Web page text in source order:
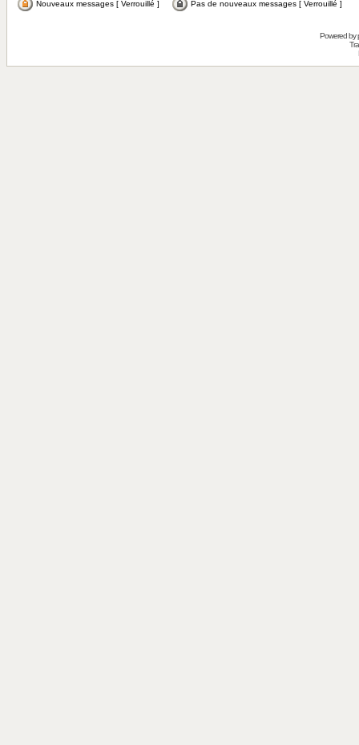
Nouveaux messages [ Verrouillé ] Pas de nouveaux messages [ Verrouillé ]
Powered by